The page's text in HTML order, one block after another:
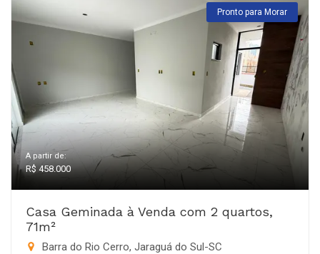
Pronto para Morar
A partir de:
R$ 458.000
Casa Geminada à Venda com 2 quartos,
71m²
Barra do Rio Cerro, Jaraguá do Sul-SC